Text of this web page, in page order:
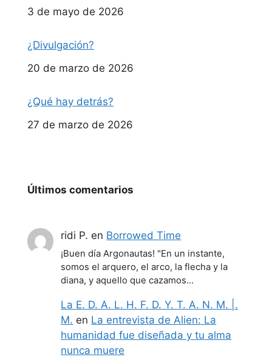
Fecha
3 de mayo de 2026
¿Divulgación?
Fecha
20 de marzo de 2026
¿Qué hay detrás?
Fecha
27 de marzo de 2026
Últimos comentarios
ridi P. en Borrowed Time
¡Buen día Argonautas! "En un instante,
somos el arquero, el arco, la flecha y la
diana, y aquello que cazamos…
La E. D. A. L. H. F. D. Y. T. A. N. M. |.
M. en La entrevista de Alien: La
humanidad fue diseñada y tu alma
nunca muere